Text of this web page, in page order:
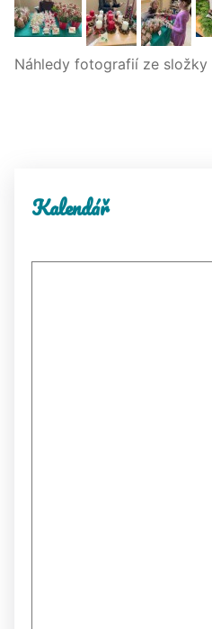
Náhledy fotografií ze složky
Kalendář